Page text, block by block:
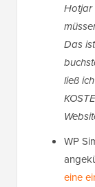
Hotjar
Das
ließ
WP
eine